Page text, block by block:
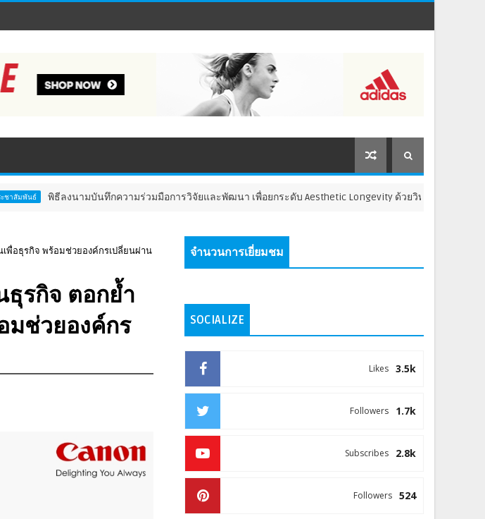
พิธีลงนามบันทึกความร่วมมือการวิจัยและพัฒนา เพื่อยกระดับ Aesthetic Longevity ด้วยวิทยาศาสตร์ และนวัตก
พื่อธุรกิจ พร้อมช่วยองค์กรเปลี่ยนผ่าน
รกิจ ตอกย้ำ
มช่วยองค์กร
จำนวนการเยี่ยมชม
SOCIALIZE
3.5k
Likes
1.7k
Followers
2.8k
Subscribes
524
Followers